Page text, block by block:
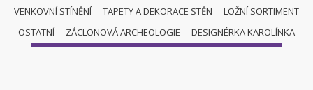
VENKOVNÍ STÍNĚNÍ
TAPETY A DEKORACE STĚN
LOŽNÍ SORTIMENT
OSTATNÍ
ZÁCLONOVÁ ARCHEOLOGIE DESIGNÉRKA KAROLÍNKA
ZÁCLONY A ZÁVĚSY